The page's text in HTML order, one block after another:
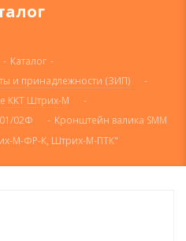
- Каталог -
и принадлежности (ЗИП)
-
ККТ Штрих-М
-
02Ф
- Кронштейн валика SMM
М-ФР-К, Штрих-М-ПТК"